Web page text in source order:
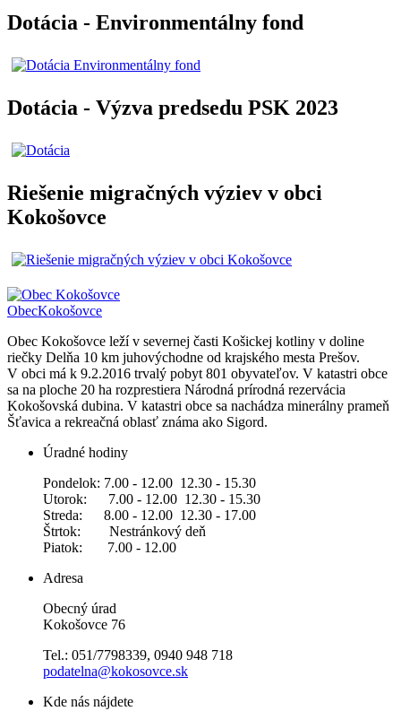
Dotácia - Environmentálny fond
Dotácia - Výzva predsedu PSK 2023
Riešenie migračných výziev v obci
Kokošovce
ObecKokošovce
Obec Kokošovce leží v severnej časti Košickej kotliny v doline
riečky Delňa 10 km juhovýchodne od krajského mesta Prešov.
V obci má k 9.2.2016 trvalý pobyt 801 obyvateľov. V katastri obce
sa na ploche 20 ha rozprestiera Národná prírodná rezervácia
Kokošovská dubina. V katastri obce sa nachádza minerálny prameň
Šťavica a rekreačná oblasť známa ako Sigord.
Úradné hodiny
Pondelok: 7.00 - 12.00 12.30 - 15.30
Utorok: 7.00 - 12.00 12.30 - 15.30
Streda: 8.00 - 12.00 12.30 - 17.00
Štrtok: Nestránkový deň
Piatok: 7.00 - 12.00
Adresa
Obecný úrad
Kokošovce 76
Tel.: 051/7798339, 0940 948 718
podatelna@kokosovce.sk
Kde nás nájdete